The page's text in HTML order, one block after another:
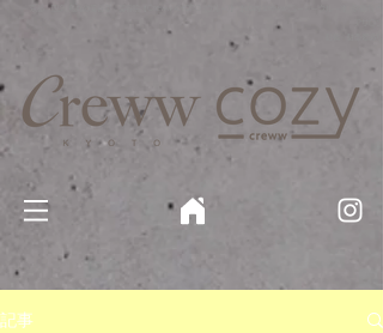
京都・四条 烏丸の美容室・美容院【Creww KYOTO (クルー)】【cozy creww(コージークルー)】 京都市 ヘ
記事